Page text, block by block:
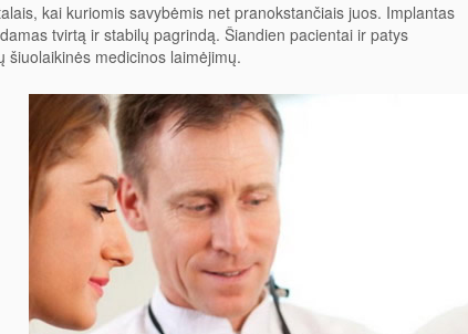
kai kuriomis savybėmis net pranokstančiais juos. Implantas
tvirtą ir stabilų pagrindą. Šiandien pacientai ir patys
medicinos laimėjimų.